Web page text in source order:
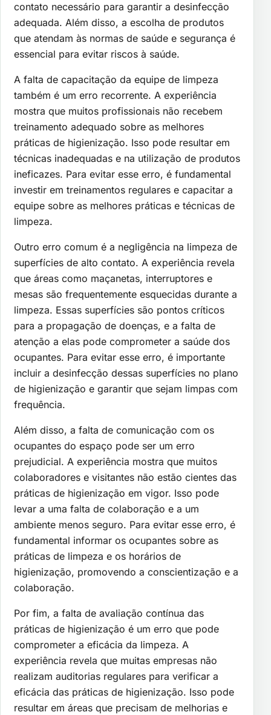
contato necessário para garantir a desinfecção
adequada. Além disso, a escolha de produtos
que atendam às normas de saúde e segurança é
essencial para evitar riscos à saúde.
A falta de capacitação da equipe de limpeza
também é um erro recorrente. A experiência
mostra que muitos profissionais não recebem
treinamento adequado sobre as melhores
práticas de higienização. Isso pode resultar em
técnicas inadequadas e na utilização de produtos
ineficazes. Para evitar esse erro, é fundamental
investir em treinamentos regulares e capacitar a
equipe sobre as melhores práticas e técnicas de
limpeza.
Outro erro comum é a negligência na limpeza de
superfícies de alto contato. A experiência revela
que áreas como maçanetas, interruptores e
mesas são frequentemente esquecidas durante a
limpeza. Essas superfícies são pontos críticos
para a propagação de doenças, e a falta de
atenção a elas pode comprometer a saúde dos
ocupantes. Para evitar esse erro, é importante
incluir a desinfecção dessas superfícies no plano
de higienização e garantir que sejam limpas com
frequência.
Além disso, a falta de comunicação com os
ocupantes do espaço pode ser um erro
prejudicial. A experiência mostra que muitos
colaboradores e visitantes não estão cientes das
práticas de higienização em vigor. Isso pode
levar a uma falta de colaboração e a um
ambiente menos seguro. Para evitar esse erro, é
fundamental informar os ocupantes sobre as
práticas de limpeza e os horários de
higienização, promovendo a conscientização e a
colaboração.
Por fim, a falta de avaliação contínua das
práticas de higienização é um erro que pode
comprometer a eficácia da limpeza. A
experiência revela que muitas empresas não
realizam auditorias regulares para verificar a
eficácia das práticas de higienização. Isso pode
resultar em áreas que precisam de melhorias e